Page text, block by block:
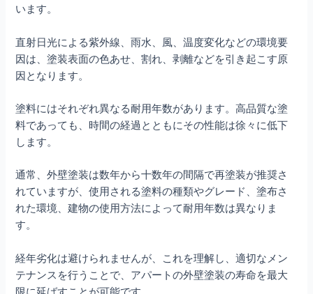
います。
直射日光による紫外線、雨水、風、温度変化などの環境要
因は、塗装表面の色あせ、割れ、剥離などを引き起こす原
因となります。
塗料にはそれぞれ異なる耐用年数があります。高品質な塗
料であっても、時間の経過とともにその性能は徐々に低下
します。
通常、外壁塗装は数年から十数年の間隔で再塗装が推奨さ
れていますが、使用される塗料の種類やグレード、塗布さ
れた環境、建物の使用方法によって耐用年数は異なりま
す。
経年劣化は避けられませんが、これを理解し、適切なメン
テナンスを行うことで、アパートの外壁塗装の寿命を最大
限に延ばすことが可能です。